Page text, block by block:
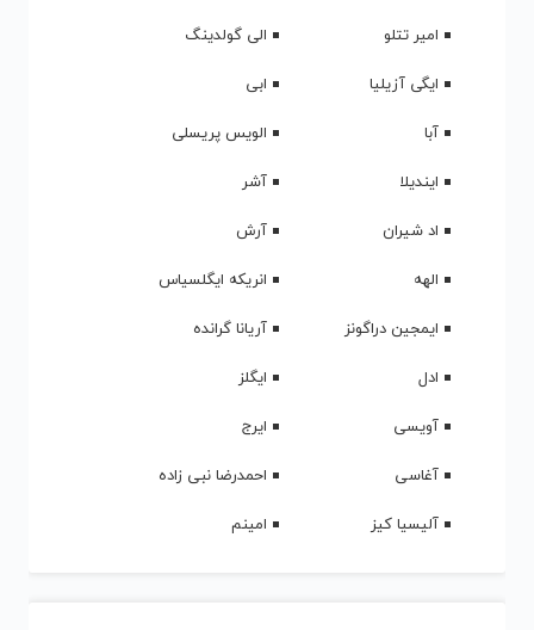
امیر تتلو
الی گولدینگ
ایگی آزیلیا
ابی
آبا
الویس پریسلی
ایندیلا
آشر
اد شیران
آرش
الهه
انریکه ایگلسیاس
ایمجین دراگونز
آریانا گرانده
ادل
ایگلز
آویسی
ایرج
آغاسی
احمدرضا نبی زاده
آلیسیا کیز
امینم